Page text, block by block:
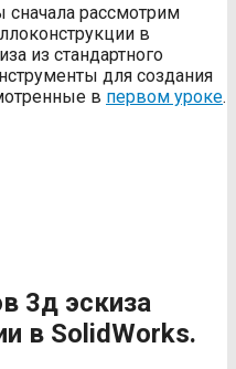
рассмотрим
в
из стандартного
для создания
в первом уроке.
3д эскиза
в SolidWorks.